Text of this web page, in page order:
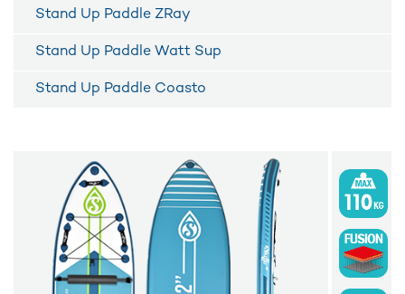
Stand Up Paddle ZRay
Stand Up Paddle Watt Sup
Stand Up Paddle Coasto